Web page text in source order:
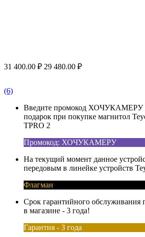
31 400.00 ₽ 29 480.00 ₽
(6)
Введите промокод ХОЧУКАМЕРУ
подарок при покупке магнитол
TPRO 2
Промокод: ХОЧУКАМЕРУ
На текущий момент данное
передовым в линейке устройств
Флагман
Срок гарантийного обслуживания
в магазине - 3 года!
Гарантия - 3 года